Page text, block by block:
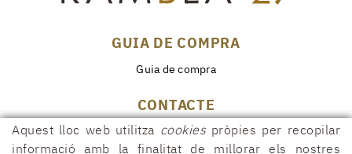
GUIA DE COMPRA
Guia de compra
CONTACTE
Rambla, 29
17600 FIGUERES (Girona)
Aquest lloc web utilitza cookies pròpies per recopilar
informació amb la finalitat de millorar els nostres